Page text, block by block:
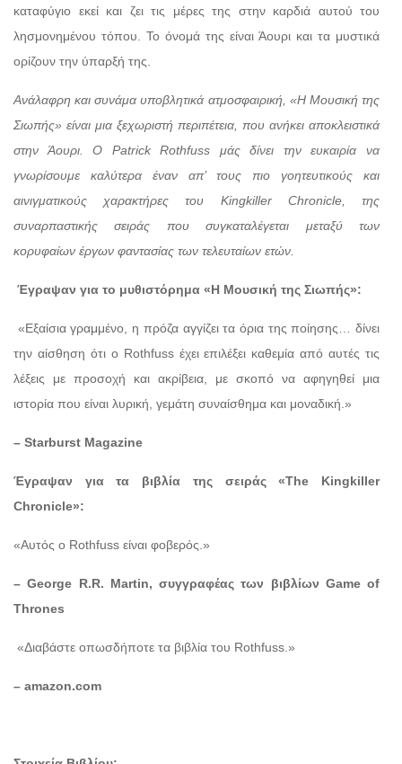
καταφύγιο εκεί και ζει τις μέρες της στην καρδιά αυτού του
λησμονημένου τόπου. Το όνομά της είναι Άουρι και τα μυστικά
ορίζουν την ύπαρξή της.
Ανάλαφρη και συνάμα υποβλητικά ατμοσφαιρική, «Η Μουσική της
Σιωπής» είναι μια ξεχωριστή περιπέτεια, που ανήκει αποκλειστικά
στην Άουρι. Ο Patrick Rothfuss μάς δίνει την ευκαιρία να
γνωρίσουμε καλύτερα έναν απ’ τους πιο γοητευτικούς και
αινιγματικούς χαρακτήρες του Kingkiller Chronicle, της
συναρπαστικής σειράς που συγκαταλέγεται μεταξύ των
κορυφαίων έργων φαντασίας των τελευταίων ετών.
Έγραψαν για το μυθιστόρημα «Η Μουσική της Σιωπής»:
«Εξαίσια γραμμένο, η πρόζα αγγίζει τα όρια της ποίησης… δίνει
την αίσθηση ότι ο Rothfuss έχει επιλέξει καθεμία από αυτές τις
λέξεις με προσοχή και ακρίβεια, με σκοπό να αφηγηθεί μια
ιστορία που είναι λυρική, γεμάτη συναίσθημα και μοναδική.»
– Starburst Magazine
Έγραψαν για τα βιβλία της σειράς «The Kingkiller
Chronicle»:
«Αυτός ο Rothfuss είναι φοβερός.»
– George R.R. Martin, συγγραφέας των βιβλίων Game of
Thrones
«Διαβάστε οπωσδήποτε τα βιβλία του Rothfuss.»
– amazon.com